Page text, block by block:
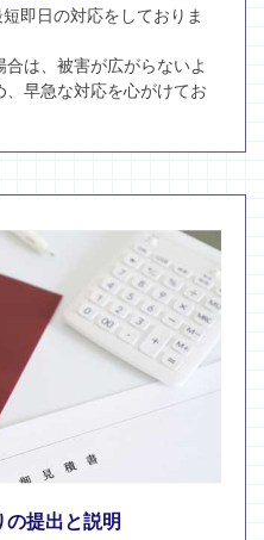
即日の対応をしておりま
は、被害が広がらないよ
早急な対応を心がけてお
提出と説明